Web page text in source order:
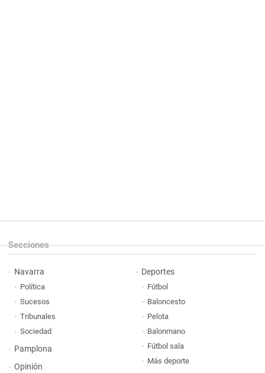
Secciones
Navarra
Política
Sucesos
Tribunales
Sociedad
Pamplona
Opinión
Deportes
Fútbol
Baloncesto
Pelota
Balonmano
Fútbol sala
Más deporte